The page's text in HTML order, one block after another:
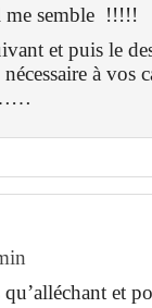
me semble !!!!!
et puis le
à vos
et